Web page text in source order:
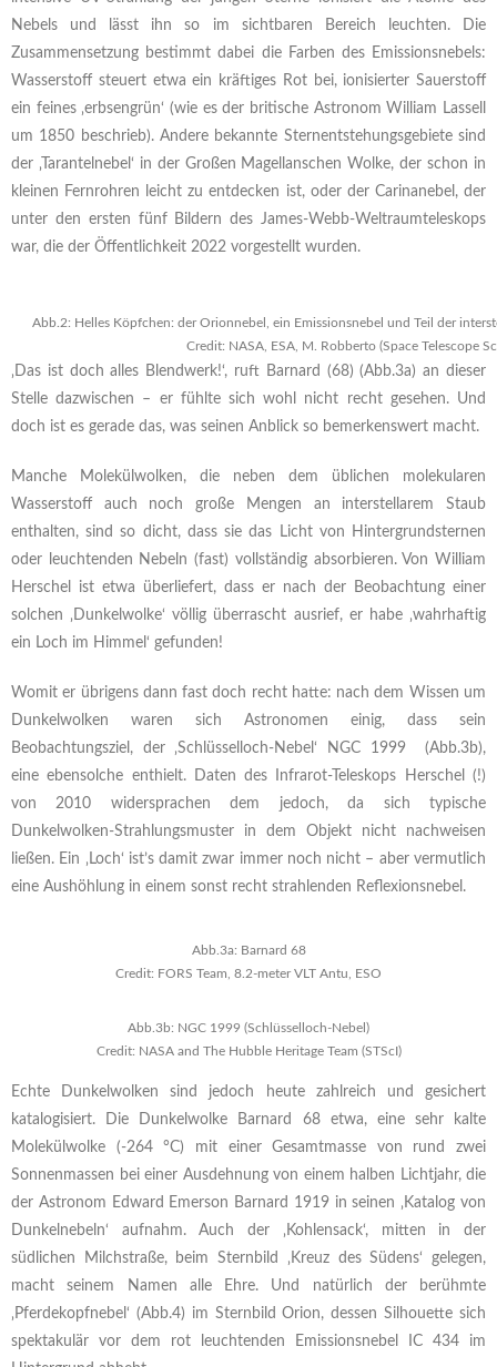
Nebels und lässt ihn so im sichtbaren Bereich leuchten. Die
Zusammensetzung bestimmt dabei die Farben des Emissionsnebels:
Wasserstoff steuert etwa ein kräftiges Rot bei, ionisierter Sauerstoff
ein feines ‚erbsengrün‘ (wie es der britische Astronom William Lassell
um 1850 beschrieb). Andere bekannte Sternentstehungsgebiete sind
der ‚Tarantelnebel‘ in der Großen Magellanschen Wolke, der schon in
kleinen Fernrohren leicht zu entdecken ist, oder der Carinanebel, der
unter den ersten fünf Bildern des James-Webb-Weltraumteleskops
war, die der Öffentlichkeit 2022 vorgestellt wurden.
Abb.2: Helles Köpfchen: der Orionnebel, ein Emissionsnebel und Teil der
Credit: NASA, ESA, M. Robberto (Space Telescope
‚Das ist doch alles Blendwerk!‘, ruft Barnard (68) (Abb.3a) an dieser
Stelle dazwischen – er fühlte sich wohl nicht recht gesehen. Und
doch ist es gerade das, was seinen Anblick so bemerkenswert macht.
Manche Molekülwolken, die neben dem üblichen molekularen
Wasserstoff auch noch große Mengen an interstellarem Staub
enthalten, sind so dicht, dass sie das Licht von Hintergrundsternen
oder leuchtenden Nebeln (fast) vollständig absorbieren. Von William
Herschel ist etwa überliefert, dass er nach der Beobachtung einer
solchen ‚Dunkelwolke‘ völlig überrascht ausrief, er habe ‚wahrhaftig
ein Loch im Himmel‘ gefunden!
Womit er übrigens dann fast doch recht hatte: nach dem Wissen um
Dunkelwolken waren sich Astronomen einig, dass sein
Beobachtungsziel, der ‚Schlüsselloch-Nebel‘ NGC 1999 (Abb.3b),
eine ebensolche enthielt. Daten des Infrarot-Teleskops Herschel (!)
von 2010 widersprachen dem jedoch, da sich typische
Dunkelwolken-Strahlungsmuster in dem Objekt nicht nachweisen
ließen. Ein ‚Loch‘ ist’s damit zwar immer noch nicht – aber vermutlich
eine Aushöhlung in einem sonst recht strahlenden Reflexionsnebel.
Abb.3a: Barnard 68
Credit: FORS Team, 8.2-meter VLT Antu, ESO
Abb.3b: NGC 1999 (Schlüsselloch-Nebel)
Credit: NASA and The Hubble Heritage Team (STScI)
Echte Dunkelwolken sind jedoch heute zahlreich und gesichert
katalogisiert. Die Dunkelwolke Barnard 68 etwa, eine sehr kalte
Molekülwolke (-264 °C) mit einer Gesamtmasse von rund zwei
Sonnenmassen bei einer Ausdehnung von einem halben Lichtjahr, die
der Astronom Edward Emerson Barnard 1919 in seinen ‚Katalog von
Dunkelnebeln‘ aufnahm. Auch der ‚Kohlensack‘, mitten in der
südlichen Milchstraße, beim Sternbild ‚Kreuz des Südens‘ gelegen,
macht seinem Namen alle Ehre. Und natürlich der berühmte
‚Pferdekopfnebel‘ (Abb.4) im Sternbild Orion, dessen Silhouette sich
spektakulär vor dem rot leuchtenden Emissionsnebel IC 434 im